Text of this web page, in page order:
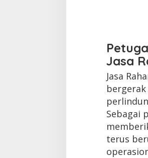
Jasa
Jasa
Sebagai
terus